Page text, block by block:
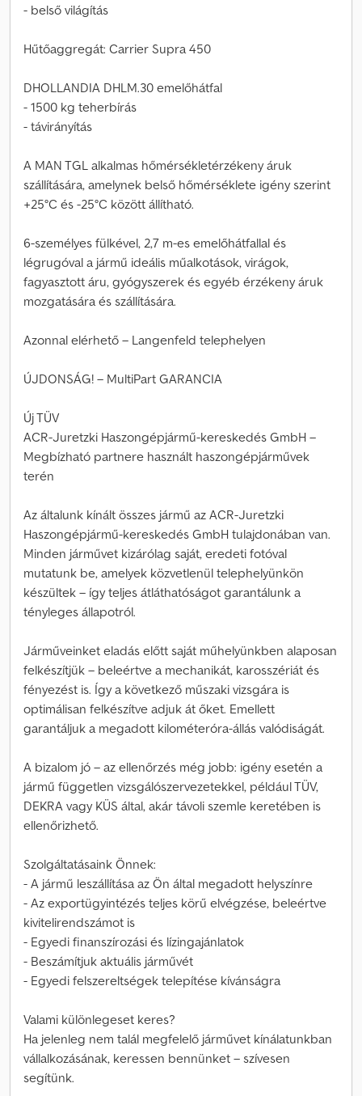
- belső világítás
Hűtőaggregát: Carrier Supra 450
DHOLLANDIA DHLM.30 emelőhátfal
- 1500 kg teherbírás
- távirányítás
A MAN TGL alkalmas hőmérsékletérzékeny áruk
szállítására, amelynek belső hőmérséklete igény szerint
+25°C és -25°C között állítható.
6-személyes fülkével, 2,7 m-es emelőhátfallal és
légrugóval a jármű ideális műalkotások, virágok,
fagyasztott áru, gyógyszerek és egyéb érzékeny áruk
mozgatására és szállítására.
Azonnal elérhető – Langenfeld telephelyen
ÚJDONSÁG! – MultiPart GARANCIA
Új TÜV
ACR-Juretzki Haszongépjármű-kereskedés GmbH –
Megbízható partnere használt haszongépjárművek
terén
Az általunk kínált összes jármű az ACR-Juretzki
Haszongépjármű-kereskedés GmbH tulajdonában van.
Minden járművet kizárólag saját, eredeti fotóval
mutatunk be, amelyek közvetlenül telephelyünkön
készültek – így teljes átláthatóságot garantálunk a
tényleges állapotról.
Járműveinket eladás előtt saját műhelyünkben alaposan
felkészítjük – beleértve a mechanikát, karosszériát és
fényezést is. Így a következő műszaki vizsgára is
optimálisan felkészítve adjuk át őket. Emellett
garantáljuk a megadott kilométeróra-állás valódiságát.
A bizalom jó – az ellenőrzés még jobb: igény esetén a
jármű független vizsgálószervezetekkel, például TÜV,
DEKRA vagy KÜS által, akár távoli szemle keretében is
ellenőrizhető.
Szolgáltatásaink Önnek:
- A jármű leszállítása az Ön által megadott helyszínre
- Az exportügyintézés teljes körű elvégzése, beleértve
kivitelirendszámot is
- Egyedi finanszírozási és lízingajánlatok
- Beszámítjuk aktuális járművét
- Egyedi felszereltségek telepítése kívánságra
Valami különlegeset keres?
Ha jelenleg nem talál megfelelő járművet kínálatunkban
vállalkozásának, keressen bennünket – szívesen
segítünk.